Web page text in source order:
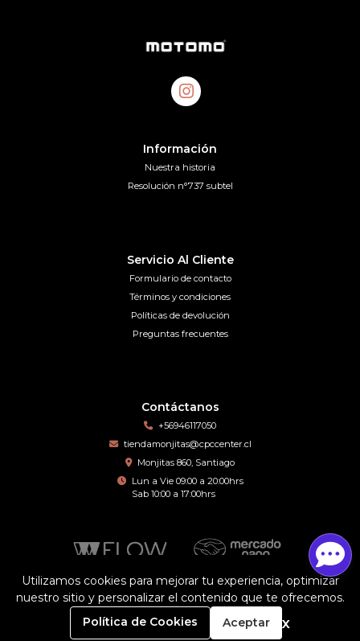
Información
Nuestra historia
Resolución n°737 subtel
Servicio Al Cliente
Formulario de contacto
Términos y condiciones
Políticas de devolución
Preguntas frecuentes
Contáctanos
+56946117050
tiendamonjitas@cpccenter.cl
Monjitas 860, Santiago
Lun a Vie 09:00 a 20:00hrs
Sab 10:00 a 17:00hrs
Motomo © 2026
¿Te gusta mi tienda? Yo vendo conBsale
0
Utilizamos cookies para mejorar tu experiencia, optimizar
nuestro sitio y personalizar el contenido que te ofrecemos.
Política de Cookies
Aceptar x